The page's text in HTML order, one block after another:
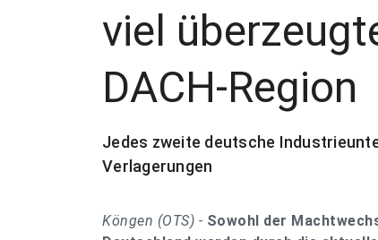
viel
DACH-Region
Jedes zweite deutsche
Verlagerungen
Köngen (OTS) - Sowohl der